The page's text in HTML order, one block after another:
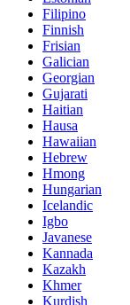
Filipino
Finnish
Frisian
Galician
Georgian
Gujarati
Haitian
Hausa
Hawaiian
Hebrew
Hmong
Hungarian
Icelandic
Igbo
Javanese
Kannada
Kazakh
Khmer
Kurdish